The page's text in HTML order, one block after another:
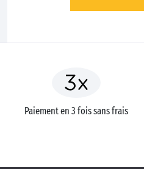
Paiement en 3 fois sans frais